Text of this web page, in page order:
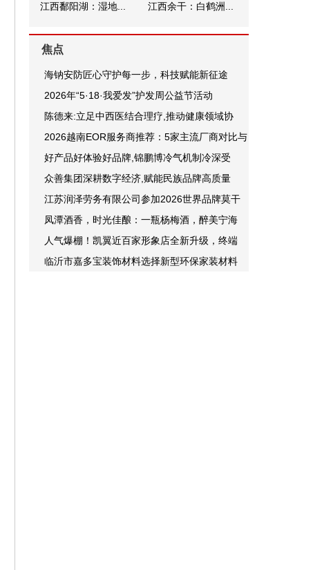
江西鄱阳湖：湿地... 江西余干：白鹤洲...
焦点
海钠安防匠心守护每一步，科技赋能新征途
2026年“5·18·我爱发”护发周公益节活动
陈德来:立足中西医结合理疗,推动健康领域协
2026越南EOR服务商推荐：5家主流厂商对比与
好产品好体验好品牌,锦鹏博冷气机制冷深受
众善集团深耕数字经济,赋能民族品牌高质量
江苏润泽劳务有限公司参加2026世界品牌莫干
凤潭酒香，时光佳酿：一瓶杨梅酒，醉美宁海
人气爆棚！凯翼近百家形象店全新升级，终端
临沂市嘉多宝装饰材料选择新型环保家装材料